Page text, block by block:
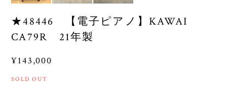
★48446 【電子ピアノ】KAWAI
CA79R 21年製
¥143,000